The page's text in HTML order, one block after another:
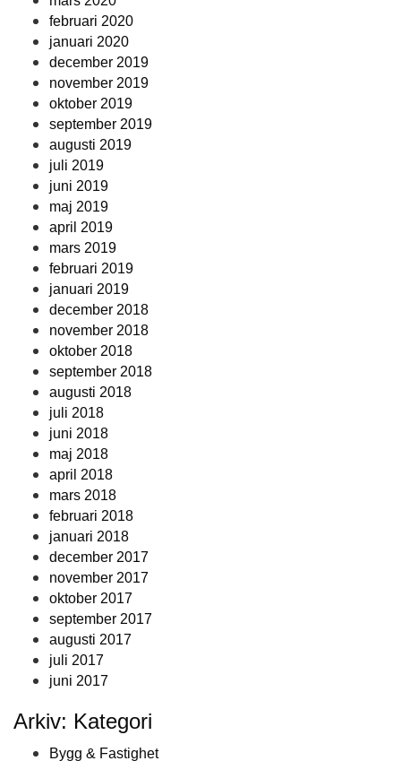
februari 2020
januari 2020
december 2019
november 2019
oktober 2019
september 2019
augusti 2019
juli 2019
juni 2019
maj 2019
april 2019
mars 2019
februari 2019
januari 2019
december 2018
november 2018
oktober 2018
september 2018
augusti 2018
juli 2018
juni 2018
maj 2018
april 2018
mars 2018
februari 2018
januari 2018
december 2017
november 2017
oktober 2017
september 2017
augusti 2017
juli 2017
juni 2017
Arkiv: Kategori
Bygg & Fastighet